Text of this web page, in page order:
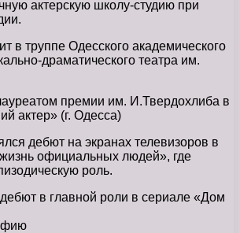
актерскую школу-студию при
в труппе Одесского академического
драматического театра им.
премии им. И.Твердохлиба в
актер» (г. Одесса)
дебют на экранах телевизоров в
официальных людей», где
роль.
в главной роли в сериале «Дом